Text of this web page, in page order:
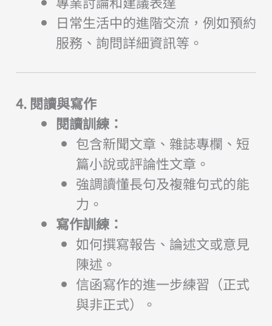
日常生活中的進階交流，例如預約
服務、詢問詳細資訊等。
4. 閱讀與寫作
閱讀訓練：
包含新聞文章、雜誌專欄、短
篇小說或評論性文章。
強調讀懂長句及複雜句式的能
力。
寫作訓練：
如何撰寫報告、論述文或意見
陳述。
信函寫作的進一步練習（正式
與非正式）。